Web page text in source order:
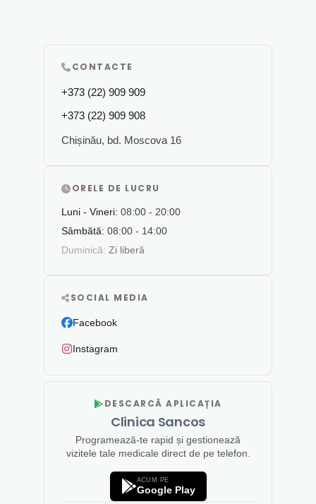
CONTACTE
+373 (22) 909 909
+373 (22) 909 908
Chișinău, bd. Moscova 16
ORELE DE LUCRU
Luni - Vineri: 08:00 - 20:00
Sâmbătă: 08:00 - 14:00
Duminică: Zi liberă
SOCIAL MEDIA
Facebook
Instagram
DESCARCĂ APLICAȚIA
Clinica Sancos
Programează-te rapid și gestionează
vizitele tale medicale direct de pe telefon.
ACUM PE
Google Play